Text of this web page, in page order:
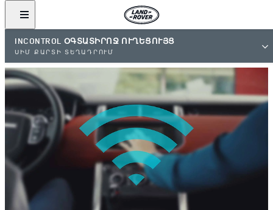
INCONTROL ՕԳՏԱՏԻՐՈՋ ՈՒՂԵՑՈՒՅՑ
ՍԻՄ ՔԱՐՏԻ ՏԵՂԱԴՐՈՒՄ